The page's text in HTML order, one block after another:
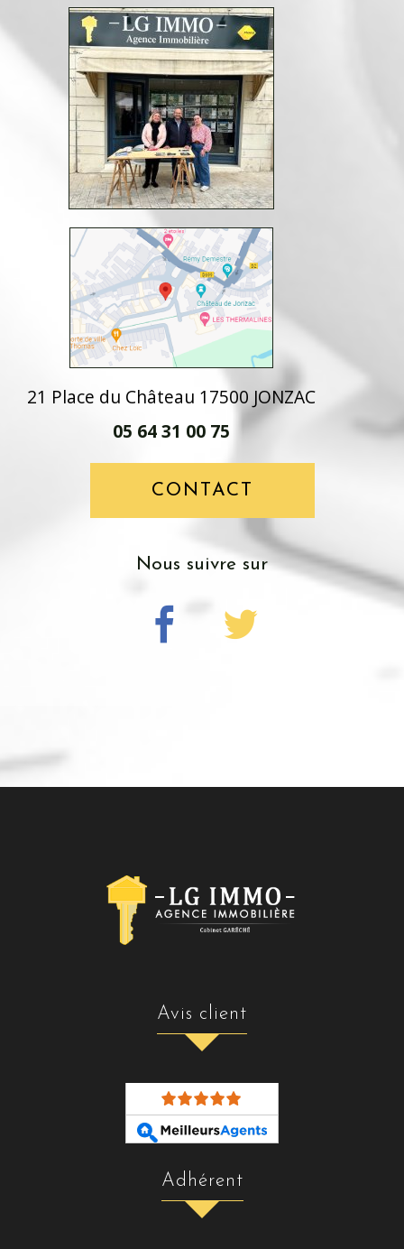
21 Place du Château 17500 JONZAC
05 64 31 00 75
CONTACT
nous suivre sur
avis client
adhérent